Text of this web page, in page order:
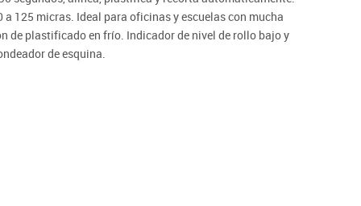
125 micras. Ideal para oficinas y escuelas con mucha
de plastificado en frío. Indicador de nivel de rollo bajo y
de esquina.